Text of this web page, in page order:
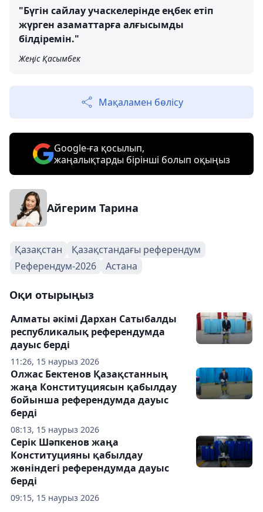
"Бүгін сайлау учаскелерінде еңбек етіп
жүрген азаматтарға алғысымды
білдіремін."
Жеңіс Қасымбек
Мақаламен бөлісу
Google-ға қосылып,
жаңалықтарды бірінші болып оқыңыз
Айгерим Тарина
Қазақстан
Қазақстандағы референдум
Референдум-2026
Астана
Оқи отырыңыз
11:26, 15 наурыз 2026
Алматы әкімі Дархан Сатыбалды
республикалық референдумда
дауыс берді
08:13, 15 наурыз 2026
Олжас Бектенов Қазақстанның
жаңа Конституциясын қабылдау
бойынша референдумда дауыс
берді
09:15, 15 наурыз 2026
Серік Шәпкенов жаңа
Конституцияны қабылдау
жөніндегі референдумда дауыс
берді